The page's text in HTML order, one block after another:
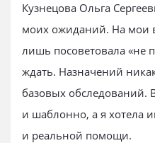
Кузнецова Ольга
моих ожиданий. На мои
лишь посоветовала «не
ждать. Назначений
базовых обследований.
и шаблонно, а я хотела
и реальной помощи.